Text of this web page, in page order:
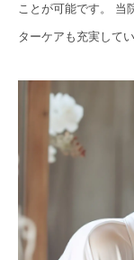
ことが可能です。 当
ターケアも充実してい